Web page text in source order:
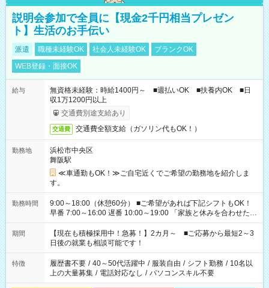
説明会参加で全員に【現金2千円相当プレゼン
ト】生活のお手伝い
派遣 職種未経験OK 社会人未経験OK
ブランクOK
WEB登録・面接OK
給与
無資格未経験：時給1400円～ ■週払いOK ■扶養内OK ■日
収1万1200円以上
交通費別途支給あり
交通費 交通費全額支給（ガソリン代もOK！）
勤務地
浜松市中央区
舞阪駅
≪車通勤もOK！≫ご自宅近くでご希望の勤務地を紹介しま
す。
勤務時間
9:00～18:00（休憩60分） ■ご希望があれば下記シフトもOK！
早番 7:00～16:00 遅番 10:00～19:00 「家族と休みを合わせた
い」 「余裕を持って夕飯の準備がしたい」 「できれば残業はし
たくない」 など、ご希望を教えてくださいね。 ※Wワーク希望
の方へ 今ご覧のお仕事で希望する勤務時間と、もう1つのお仕事
の勤務時間。 合計で週40時間を超える場合は応募できません。
期間
【現在も積極採用中！急募！】2カ月～ ■ご応募から最短2～3
日後の就業も相談可能です！
特徴 履歴書不要 / 40～50代活躍中 / 服装自由 / シフト勤務 / 10名以
上の大量募集 / 電話対応なし / パソコンスキル不要